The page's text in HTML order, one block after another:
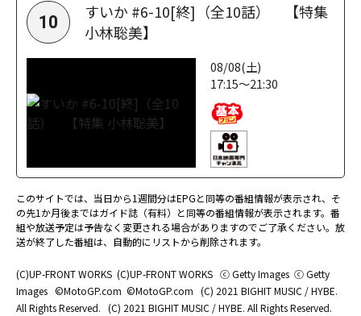
10
すいか #6-10[終]（全10話） 【特集
小林聡美】
08/08(土)
17:15～21:30
このサイトでは、当日から1週間分はEPGと同等の番組情報が表示され、そ
の先1か月後まではガイド誌（有料）と同等の番組情報が表示されます。番
組や放送予定は予告なく変更される場合がありますのでご了承ください。放
送が終了した番組は、自動的にリストから削除されます。
(C)UP-FRONT WORKS (C)UP-FRONT WORKS ⓒ Getty Images ⓒ Getty
Images ©MotoGP.com ©MotoGP.com (C) 2021 BIGHIT MUSIC / HYBE.
All Rights Reserved. (C) 2021 BIGHIT MUSIC / HYBE. All Rights Reserved.